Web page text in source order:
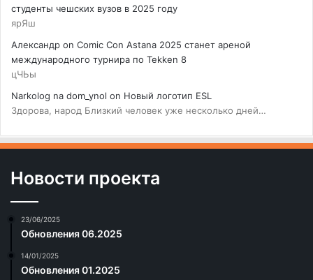
студенты чешских вузов в 2025 году
ярЯш
Александр on Comic Con Astana 2025 станет ареной
международного турнира по Tekken 8
цЧЬы
Narkolog na dom_ynol on Новый логотип ESL
Здорова, народ Близкий человек уже несколько дней…
Новости проекта
23/06/2025
Обновления 06.2025
14/01/2025
Обновления 01.2025